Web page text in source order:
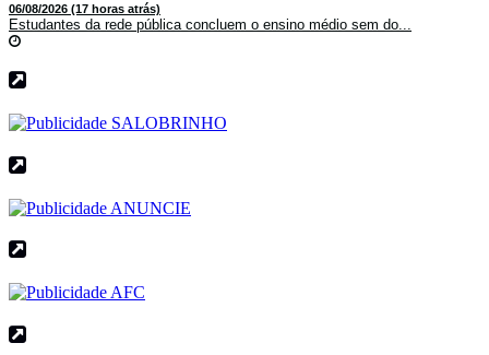
06/08/2026 (17 horas atrás)
Estudantes da rede pública concluem o ensino médio sem do...